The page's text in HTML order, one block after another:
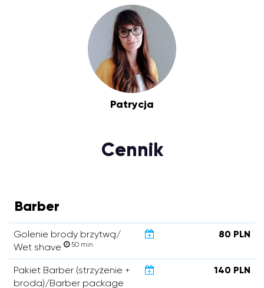
Patrycja
Cennik
Barber
Golenie brody brzytwą/
Wet shave
50 min
80 PLN
Pakiet Barber (strzyżenie +
broda)/Barber package
140 PLN